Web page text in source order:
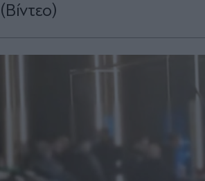
(Bίντεο)